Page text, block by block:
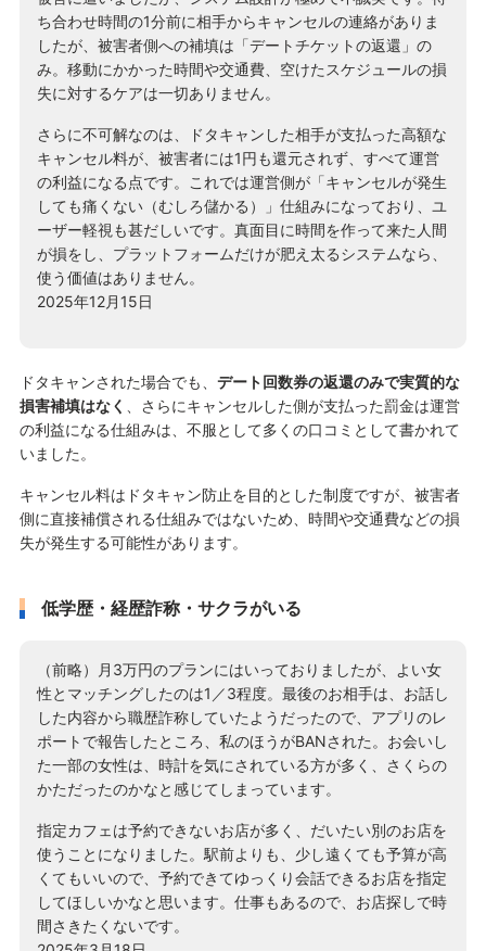
ち合わせ時間の1分前に相手からキャンセルの連絡がありま
したが、被害者側への補填は「デートチケットの返還」の
み。移動にかかった時間や交通費、空けたスケジュールの損
失に対するケアは一切ありません。
さらに不可解なのは、ドタキャンした相手が支払った高額な
キャンセル料が、被害者には1円も還元されず、すべて運営
の利益になる点です。これでは運営側が「キャンセルが発生
しても痛くない（むしろ儲かる）」仕組みになっており、ユ
ーザー軽視も甚だしいです。真面目に時間を作って来た人間
が損をし、プラットフォームだけが肥え太るシステムなら、
使う価値はありません。
2025年12月15日
ドタキャンされた場合でも、 デート回数券の返還のみで実質的な
損害補填はなく
、さらにキャンセルした側が支払った罰金は運営
の利益になる仕組みは、不服として多くの口コミとして書かれて
いました。
キャンセル料はドタキャン防止を目的とした制度ですが、被害者
側に直接補償される仕組みではないため、時間や交通費などの損
失が発生する可能性があります。
低学歴・経歴詐称・サクラがいる
（前略）月3万円のプランにはいっておりましたが、よい女
性とマッチングしたのは1／3程度。最後のお相手は、お話し
した内容から職歴詐称していたようだったので、アプリのレ
ポートで報告したところ、私のほうがBANされた。お会いし
た一部の女性は、時計を気にされている方が多く、さくらの
かただったのかなと感じてしまっています。
指定カフェは予約できないお店が多く、だいたい別のお店を
使うことになりました。駅前よりも、少し遠くても予算が高
くてもいいので、予約できてゆっくり会話できるお店を指定
してほしいかなと思います。仕事もあるので、お店探しで時
間さきたくないです。